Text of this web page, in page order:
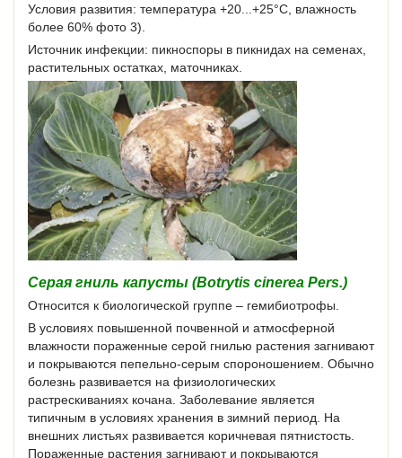
Условия развития: температура +20...+25°С, влажность
более 60% фото 3).
Источник инфекции: пикноспоры в пикнидах на семенах,
растительных остатках, маточниках.
Серая гниль капусты (Botrytis cinerea Pers.)
Относится к биологической группе – гемибиотрофы.
В условиях повышенной почвенной и атмосферной
влажности пораженные серой гнилью растения загнивают
и покрываются пепельно-серым спороношением. Обычно
болезнь развивается на физиологических
растрескиваниях кочана. Заболевание является
типичным в условиях хранения в зимний период. На
внешних листьях развивается коричневая пятнистость.
Пораженные растения загнивают и покрываются